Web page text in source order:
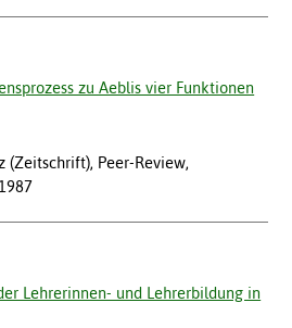
zu Aeblis vier Funktionen
(Zeitschrift), Peer-Review,
Lehrerinnen- und Lehrerbildung in